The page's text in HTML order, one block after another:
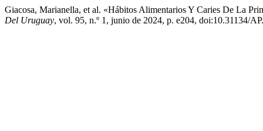
Giacosa, Marianella, et al. «Hábitos Alimentarios Y Caries De La
Del Uruguay, vol. 95, n.º 1, junio de 2024, p. e204, doi:10.31134/